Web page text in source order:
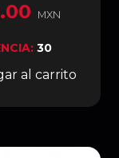
MXN
30
al carrito